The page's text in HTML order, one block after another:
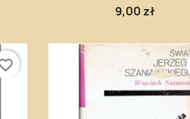
9,00 zł